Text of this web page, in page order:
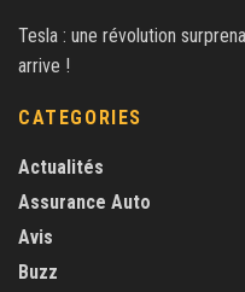
Tesla : une révolution
arrive !
CATEGORIES
Actualités
Assurance Auto
Avis
Buzz